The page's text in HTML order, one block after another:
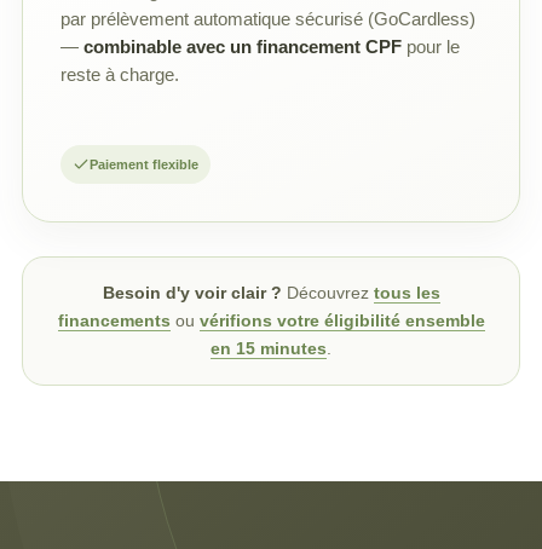
par prélèvement automatique sécurisé (GoCardless)
— combinable avec un financement CPF pour le
reste à charge.
Paiement flexible
Besoin d'y voir clair ? Découvrez tous les
financements ou vérifions votre éligibilité ensemble
en 15 minutes.